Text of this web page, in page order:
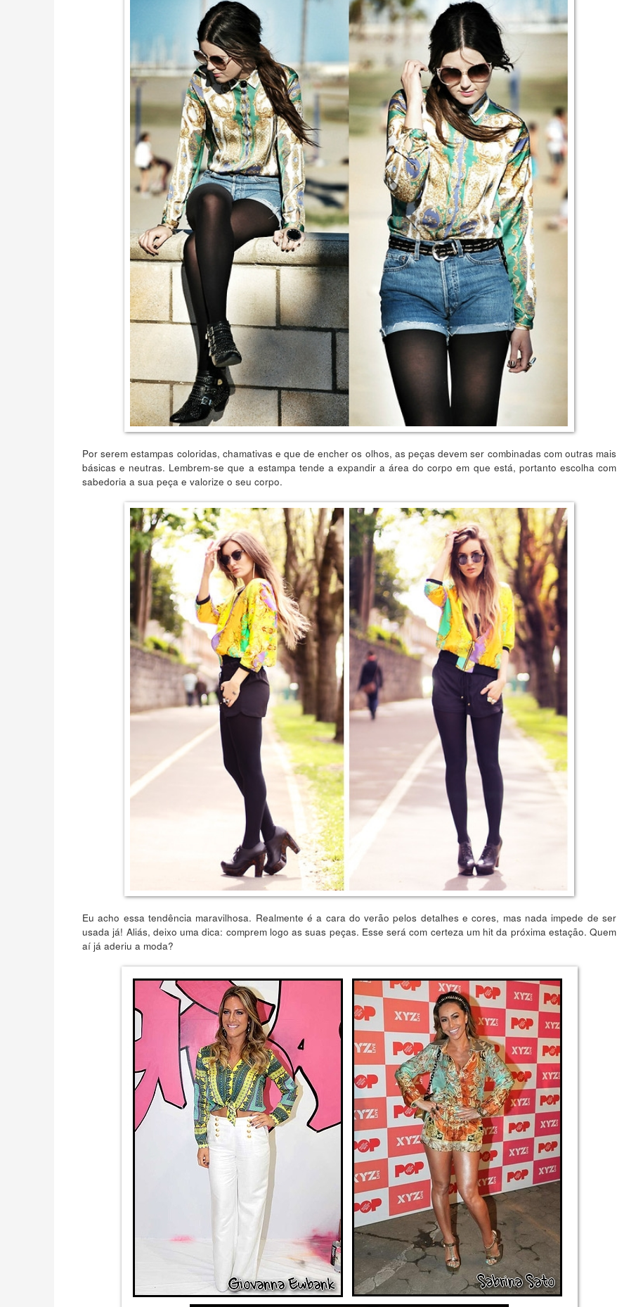
Por serem estampas coloridas, chamativas e que de encher os olhos, as peças devem ser combinadas com outras mais
básicas e neutras. Lembrem-se que a estampa tende a expandir a área do corpo em que está, portanto escolha com
sabedoria a sua peça e valorize o seu corpo.
Eu acho essa tendência maravilhosa. Realmente é a cara do verão pelos detalhes e cores, mas nada impede de ser
usada já! Aliás, deixo uma dica: comprem logo as suas peças. Esse será com certeza um hit da próxima estação. Quem
aí já aderiu a moda?